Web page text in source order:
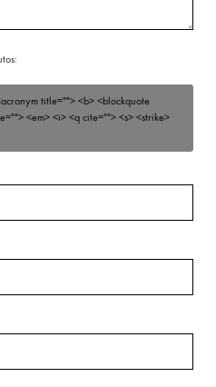
title=""> <b> <blockquote
<em> <i> <q cite=""> <s> <strike>